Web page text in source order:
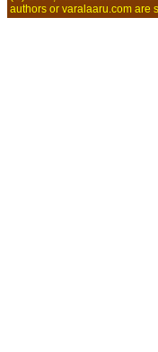
authors or varalaaru.com are